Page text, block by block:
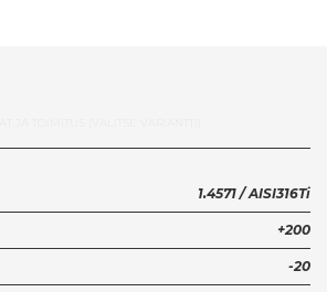
1.4571 / AISI316Ti
+200
-20